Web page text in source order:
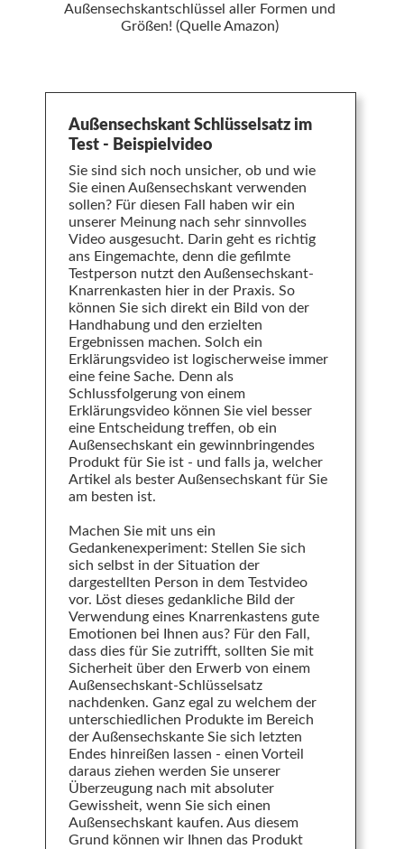
Außensechskantschlüssel aller Formen und
Größen! (Quelle Amazon)
Außensechskant Schlüsselsatz im
Test - Beispielvideo
Sie sind sich noch unsicher, ob und wie
Sie einen Außensechskant verwenden
sollen? Für diesen Fall haben wir ein
unserer Meinung nach sehr sinnvolles
Video ausgesucht. Darin geht es richtig
ans Eingemachte, denn die gefilmte
Testperson nutzt den Außensechskant-
Knarrenkasten hier in der Praxis. So
können Sie sich direkt ein Bild von der
Handhabung und den erzielten
Ergebnissen machen. Solch ein
Erklärungsvideo ist logischerweise immer
eine feine Sache. Denn als
Schlussfolgerung von einem
Erklärungsvideo können Sie viel besser
eine Entscheidung treffen, ob ein
Außensechskant ein gewinnbringendes
Produkt für Sie ist - und falls ja, welcher
Artikel als bester Außensechskant für Sie
am besten ist.
Machen Sie mit uns ein
Gedankenexperiment: Stellen Sie sich
sich selbst in der Situation der
dargestellten Person in dem Testvideo
vor. Löst dieses gedankliche Bild der
Verwendung eines Knarrenkastens gute
Emotionen bei Ihnen aus? Für den Fall,
dass dies für Sie zutrifft, sollten Sie mit
Sicherheit über den Erwerb von einem
Außensechskant-Schlüsselsatz
nachdenken. Ganz egal zu welchem der
unterschiedlichen Produkte im Bereich
der Außensechskante Sie sich letzten
Endes hinreißen lassen - einen Vorteil
daraus ziehen werden Sie unserer
Überzeugung nach mit absoluter
Gewissheit, wenn Sie sich einen
Außensechskant kaufen. Aus diesem
Grund können wir Ihnen das Produkt